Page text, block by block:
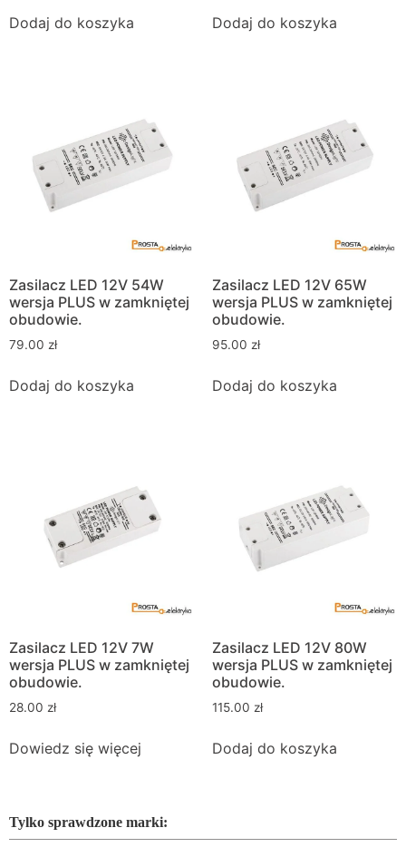
Dodaj do koszyka Dodaj do koszyka
Zasilacz LED 12V 54W
wersja PLUS w zamkniętej
obudowie.
79.00 zł
Dodaj do koszyka
Zasilacz LED 12V 65W
wersja PLUS w zamkniętej
obudowie.
95.00 zł
Dodaj do koszyka
Zasilacz LED 12V 7W
wersja PLUS w zamkniętej
obudowie.
28.00 zł
Dowiedz się więcej
Zasilacz LED 12V 80W
wersja PLUS w zamkniętej
obudowie.
115.00 zł
Dodaj do koszyka
Tylko sprawdzone marki: